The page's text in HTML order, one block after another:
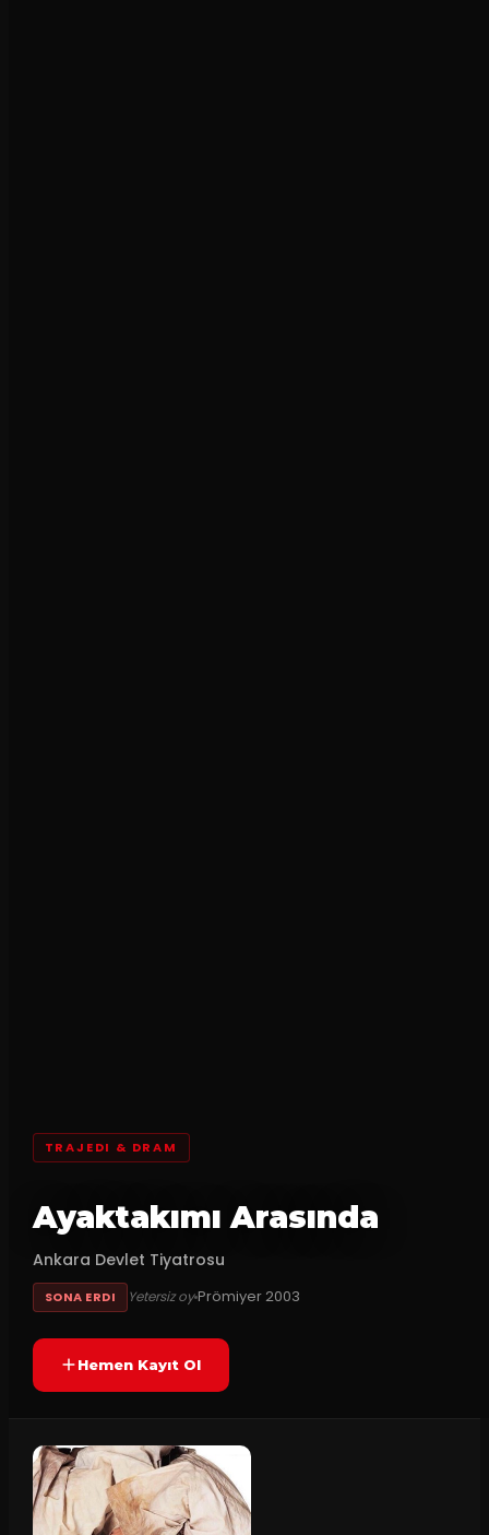
TRAJEDI & DRAM
Ayaktakımı Arasında
Ankara Devlet Tiyatrosu
SONA ERDI Yetersiz oyPrömiyer 2003
Hemen Kayıt Ol